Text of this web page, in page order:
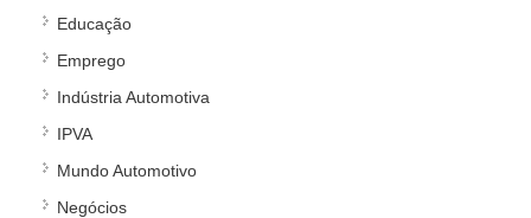
Educação
Emprego
Indústria Automotiva
IPVA
Mundo Automotivo
Negócios